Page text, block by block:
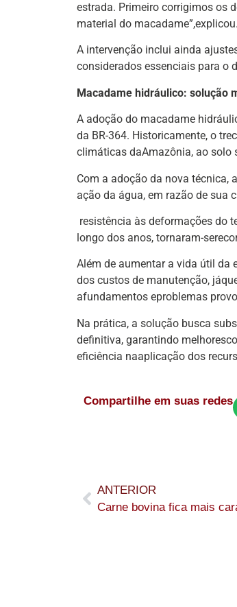
estrada. Primeiro corrigimos os
material do macadame”,explicou.
A intervenção inclui ainda
considerados essenciais para o
Macadame hidráulico: solução
A adoção do macadame
da BR-364. Historicamente, o
climáticas daAmazônia, ao solo
Com a adoção da nova técnica,
ação da água, em razão de sua
resistência às deformações do
longo dos anos, tornaram-
Além de aumentar a vida útil da
dos custos de manutenção,
afundamentos eproblemas
Na prática, a solução busca
definitiva, garantindo
eficiência naaplicação dos
Compartilhe em suas redes
ANTERIOR